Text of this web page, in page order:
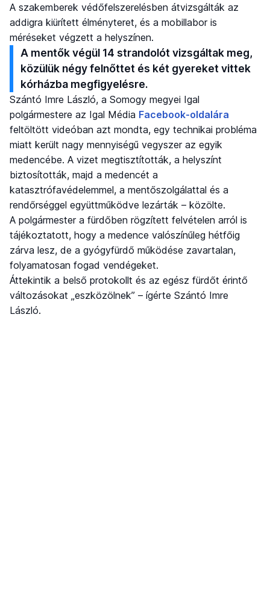
A szakemberek védőfelszerelésben átvizsgálták az
addigra kiürített élményteret, és a mobillabor is
méréseket végzett a helyszínen.
A mentők végül 14 strandolót vizsgáltak meg,
közülük négy felnőttet és két gyereket vittek
kórházba megfigyelésre.
Szántó Imre László, a Somogy megyei Igal
polgármestere az Igal Média Facebook-oldalára
feltöltött videóban azt mondta, egy technikai probléma
miatt került nagy mennyiségű vegyszer az egyik
medencébe. A vizet megtisztították, a helyszínt
biztosították, majd a medencét a
katasztrófavédelemmel, a mentőszolgálattal és a
rendőrséggel együttműködve lezárták – közölte.
A polgármester a fürdőben rögzített felvételen arról is
tájékoztatott, hogy a medence valószínűleg hétfőig
zárva lesz, de a gyógyfürdő működése zavartalan,
folyamatosan fogad vendégeket.
Áttekintik a belső protokollt és az egész fürdőt érintő
változásokat „eszközölnek” – ígérte Szántó Imre
László.